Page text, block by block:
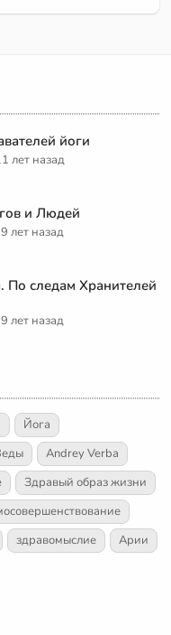
йоги
лет назад
и Людей
9 лет назад
По следам Хранителей
9 лет назад
Йога
Andrey Verba
Здравый образ жизни
здравомыслие
Арии